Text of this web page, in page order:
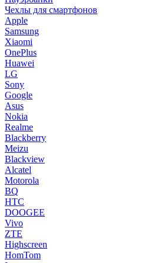
Чехлы для смартфонов
Apple
Samsung
Xiaomi
OnePlus
Huawei
LG
Sony
Google
Asus
Nokia
Realme
Blackberry
Meizu
Blackview
Alcatel
Motorola
BQ
HTC
DOOGEE
Vivo
ZTE
Highscreen
HomTom